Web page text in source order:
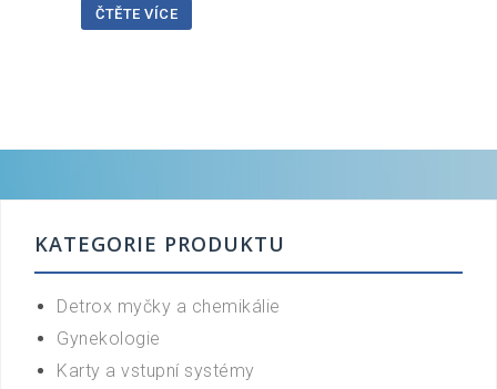
ČTĚTE VÍCE
KATEGORIE PRODUKTU
Detrox myčky a chemikálie
Gynekologie
Karty a vstupní systémy